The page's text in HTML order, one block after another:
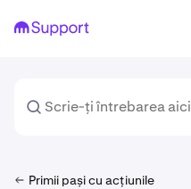
Primii pași cu acțiunile